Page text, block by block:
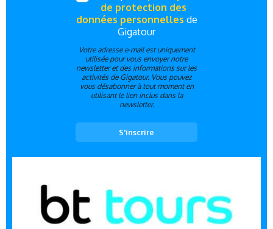
de protection des
données personnelles de
Gigatour
Votre adresse e-mail est uniquement
utilisée pour vous envoyer notre
newsletter et des informations sur les
activités de Gigatour. Vous pouvez
vous désabonner à tout moment en
utilisant le lien inclus dans la
newsletter.